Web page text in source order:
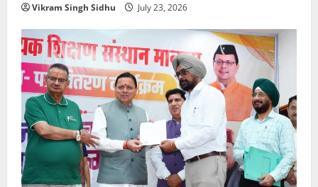
Vikram Singh Sidhu July 23, 2026